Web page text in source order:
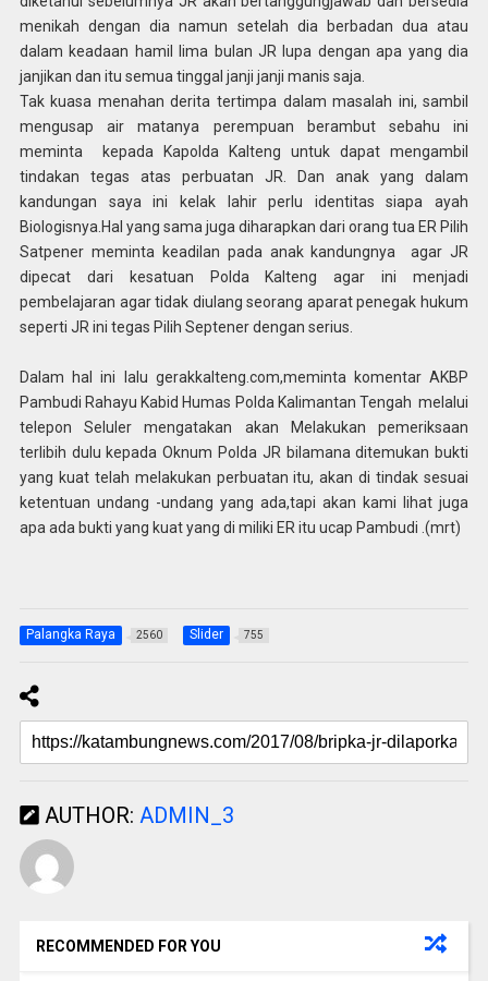
menikah dengan dia namun setelah dia berbadan dua atau
dalam keadaan hamil lima bulan JR lupa dengan apa yang dia
janjikan dan itu semua tinggal janji janji manis saja.
Tak kuasa menahan derita tertimpa dalam masalah ini, sambil
mengusap air matanya perempuan berambut sebahu ini
meminta kepada Kapolda Kalteng untuk dapat mengambil
tindakan tegas atas perbuatan JR. Dan anak yang dalam
kandungan saya ini kelak lahir perlu identitas siapa ayah
Biologisnya.Hal yang sama juga diharapkan dari orang tua ER Pilih
Satpener meminta keadilan pada anak kandungnya agar JR
dipecat dari kesatuan Polda Kalteng agar ini menjadi
pembelajaran agar tidak diulang seorang aparat penegak hukum
seperti JR ini tegas Pilih Septener dengan serius.
Dalam hal ini lalu gerakkalteng.com,meminta komentar AKBP
Pambudi Rahayu Kabid Humas Polda Kalimantan Tengah melalui
telepon Seluler mengatakan akan Melakukan pemeriksaan
terlibih dulu kepada Oknum Polda JR bilamana ditemukan bukti
yang kuat telah melakukan perbuatan itu, akan di tindak sesuai
ketentuan undang -undang yang ada,tapi akan kami lihat juga
apa ada bukti yang kuat yang di miliki ER itu ucap Pambudi .(mrt)
Palangka Raya 2560 Slider 755
AUTHOR: ADMIN_3
RECOMMENDED FOR YOU